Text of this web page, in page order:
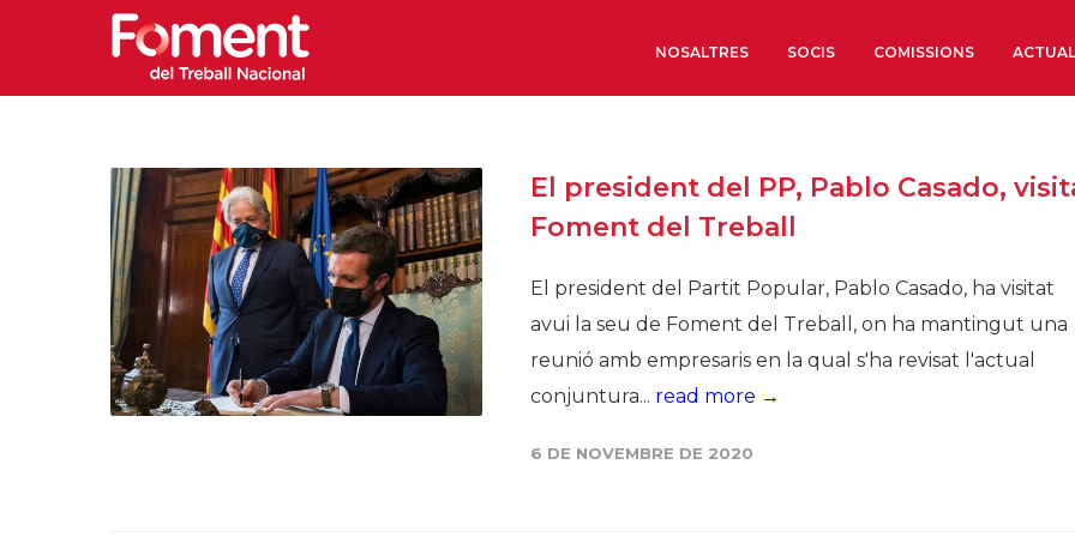
NOSALTRES
Òrgans de Govern
Estructura Executiva
Institut d’Estudis
Societat Barcelonesa
Econòmics i Socials
SOCIS COMISSIONS
El president del PP, Pablo Casado,
Foment del Treball
El president del Partit Popular, Pablo Casado, ha visitat
avui la seu de Foment del Treball, on ha mantingut una
reunió amb empresaris en la qual s'ha revisat l'actual
conjuntura... read more →
6 DE NOVEMBRE DE 2020